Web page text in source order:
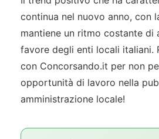
continua nel nuovo anno, con
mantiene un ritmo costante di
favore degli enti locali italiani.
con Concorsando.it per non
opportunità di lavoro nella
amministrazione locale!